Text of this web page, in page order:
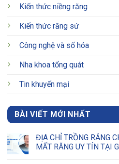
Kiến thức niềng răng
Kiến thức răng sứ
Công nghệ và số hóa
Nha khoa tổng quát
Tin khuyến mại
BÀI VIẾT MỚI NHẤT
ĐỊA CHỈ TRỒNG RĂNG
MẤT RĂNG UY TÍN TẠI